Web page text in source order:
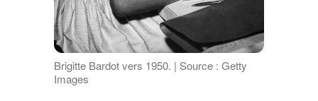
Brigitte Bardot vers 1950. | Source : Getty
Images